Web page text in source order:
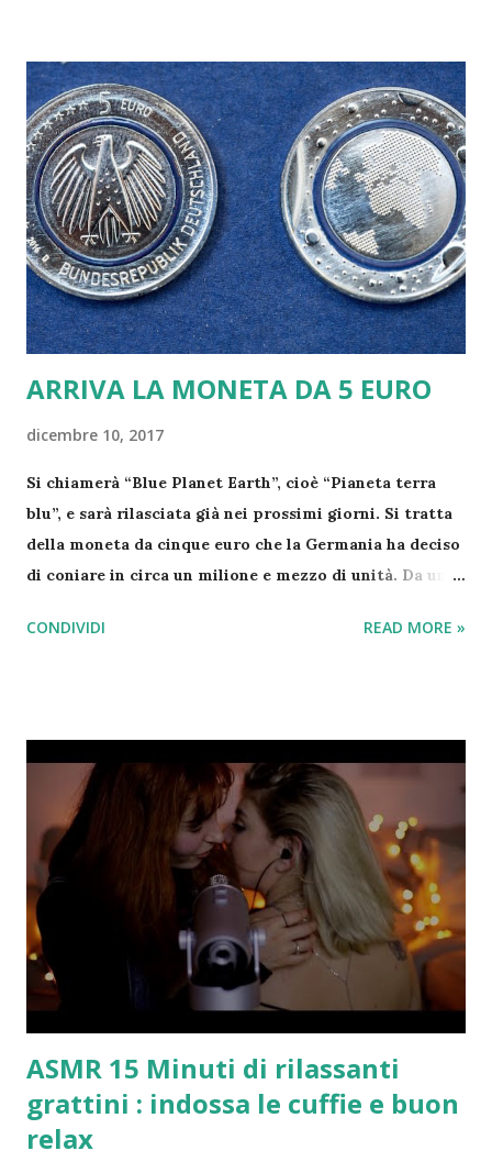
data: 25 Feb 2017 alle ore 15:36 PST Il popolare
cantante romano, ma milanese d'adozione, si è infatti
sottoposto ad un intervento per la rizoartrosi, una
variante dell'artrosi che colpisce il pollice, alla mano
sinistra. Eros lo ha fatto sapere ai fan: "Intervento alla
mano perfettamente riuscito, sarà una notte tosta ma
non mollo" . Poi il pensiero per la figlia Aurora e per la
compagna, Marica Pellegrinelli: "Mi mancate". Grazie
a tutti per i massaggi d'affetto👍💪✋️...
ARRIVA LA MONETA DA 5 EURO
dicembre 10, 2017
Si chiamerà “Blue Planet Earth”, cioè “Pianeta terra
blu”, e sarà rilasciata già nei prossimi giorni. Si tratta
della moneta da cinque euro che la Germania ha deciso
di coniare in circa un milione e mezzo di unità. Da una
dall’altro lato, invece, un planisfero. La moneta è
dalle prime immagini, presenta un anello centrale blu:
tutto per rendere ancora più difficili le contraffazioni.
Questa moneta speciale sarà accettata per il
pagamento soltanto in Germania, ma probabilmente
finirà per lo più nelle mani di collezionisti. Il Paese di
Angela Merkel non è l’unico ad aver rilasciato monete
da collezione: nel 2003 anche l’Italia aveva coniato
delle monete in argento della valuta di 5 euro, mentre
lo scorso giugno il Belgio aveva rilasciato
settantamila monete da 2,5 euro ...
CONDIVIDI READ MORE »
ASMR 15 Minuti di rilassanti
grattini : indossa le cuffie e buon
relax